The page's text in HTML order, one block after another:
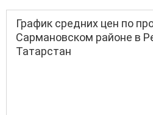
График средних цен по
Сармановском районе в
Татарстан